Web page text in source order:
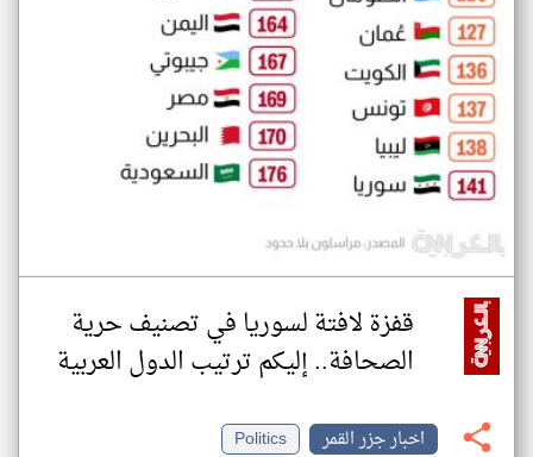
قفزة لافتة لسوريا في تصنيف حرية
الصحافة.. إليكم ترتيب الدول العربية
اخبار جزر القمر
Politics